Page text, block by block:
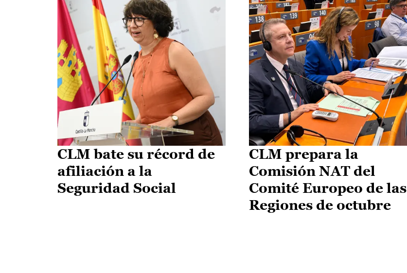
CLM bate su récord de
afiliación a la
Seguridad Social
CLM prepara la
Comisión NAT del
Comité Europeo de las
Regiones de octubre